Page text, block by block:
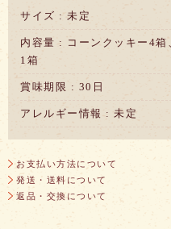
サイズ : 未定
内容量 : コーンクッキー4
1箱
賞味期限 : 30日
アレルギー情報 : 未定
お支払い方法について
発送・送料について
返品・交換について